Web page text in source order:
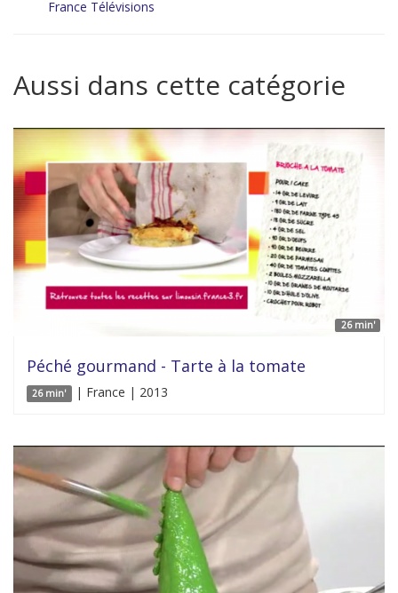
France Télévisions
Aussi dans cette catégorie
26 min'
Péché gourmand - Tarte à la tomate
26 min' | France | 2013